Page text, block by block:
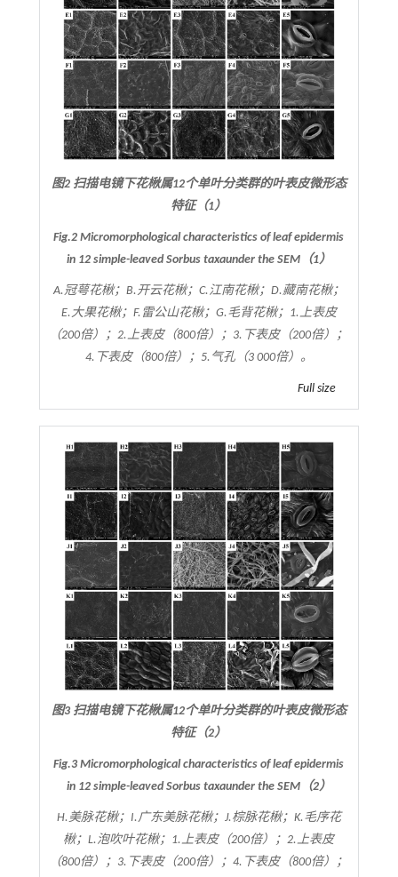
图2 扫描电镜下花楸属12个单叶分类群的叶表皮微形态
特征（1）
Fig.2 Micromorphological characteristics of leaf epidermis
in 12 simple-leavedSorbustaxaunder the SEM（1）
A.冠萼花楸；B.开云花楸；C.江南花楸；D.藏南花楸；
E.大果花楸；F.雷公山花楸；G.毛背花楸；1.上表皮
（200倍）；2.上表皮（800倍）；3.下表皮（200倍）；
4.下表皮（800倍）；5.气孔（3 000倍）。
Full size
图3 扫描电镜下花楸属12个单叶分类群的叶表皮微形态
特征（2）
Fig.3 Micromorphological characteristics of leaf epidermis
in 12 simple-leavedSorbustaxaunder the SEM（2）
H.美脉花楸；I.广东美脉花楸；J.棕脉花楸；K.毛序花
楸；L.泡吹叶花楸；1.上表皮（200倍）；2.上表皮
（800倍）；3.下表皮（200倍）；4.下表皮（800倍）；